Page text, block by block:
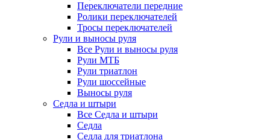
Переключатели передние
Ролики переключателей
Тросы переключателей
Рули и выносы руля
Все Рули и выносы руля
Рули МТБ
Рули триатлон
Рули шоссейные
Выносы руля
Седла и штыри
Все Седла и штыри
Седла
Седла для триатлона